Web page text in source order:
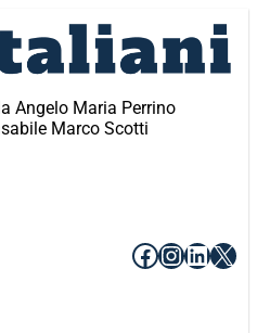
Angelo Maria Perrino
Marco Scotti
Facebook
X